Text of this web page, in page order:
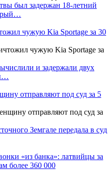
был задержан 18-летний
чужую Kia Sportage за 30
и задержали двух
отправляют под суд за 5
Земгале передала в суд
«из банка»: латвийцы за
более 360 000